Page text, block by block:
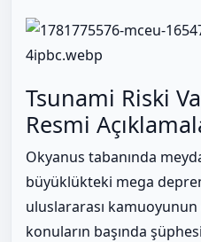
Tsunami Riski
Resmi
Okyanus tabanında
büyüklükteki mega
uluslararası
konuların başında